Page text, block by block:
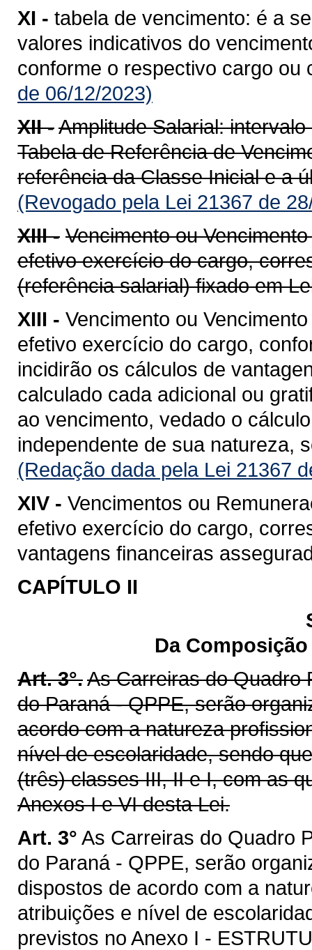
XI - tabela de vencimento: é a
valores indicativos do
conforme o respectivo cargo ou
de 06/12/2023)
XII -Amplitude Salarial:
Tabela de Referência de
referência da Classe Inicial e a
(Revogado pela Lei 21367 de
XIII - Vencimento ou
efetivo exercício do cargo,
(referência salarial) fixado em
XIII - Vencimento ou
efetivo exercício do cargo,
incidirão os cálculos de
calculado cada adicional ou
ao vencimento, vedado o
independente de sua natureza,
(Redação dada pela Lei 21367
XIV - Vencimentos ou
efetivo exercício do cargo,
vantagens financeiras
CAPÍTULO II
Da
Art. 3°.As Carreiras do Quadro
do Paraná - QPPE, serão
acordo com a natureza
nível de escolaridade, sendo
(três) classes III, II e I, com as
Anexos I e VI desta Lei.
Art. 3° As Carreiras do Quadro
do Paraná - QPPE, serão
dispostos de acordo com a
atribuições e nível de
previstos no Anexo I -